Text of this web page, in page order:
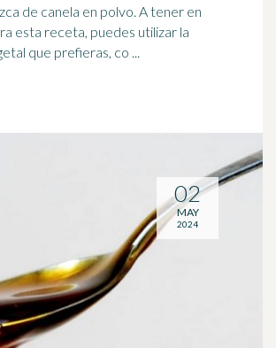
canela en polvo. A tener en
esta receta, puedes utilizar la
que prefieras, co ...
02
MAY
2024